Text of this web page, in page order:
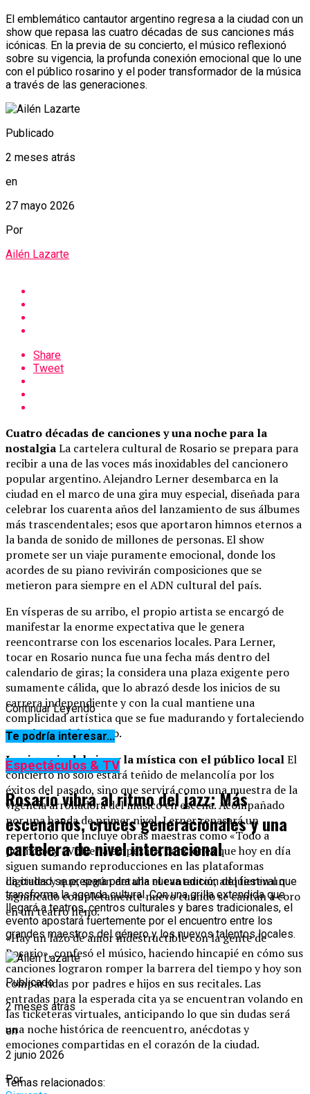
El emblemático cantautor argentino regresa a la ciudad con un
show que repasa las cuatro décadas de sus canciones más
icónicas. En la previa de su concierto, el músico reflexionó
sobre su vigencia, la profunda conexión emocional que lo une
con el público rosarino y el poder transformador de la música
a través de las generaciones.
Publicado
2 meses atrás
en
27 mayo 2026
Por
Ailén Lazarte
Share
Tweet
Cuatro décadas de canciones y una noche para la
nostalgiaLa cartelera cultural de Rosario se prepara para
recibir a una de las voces más inoxidables del cancionero
popular argentino. Alejandro Lerner desembarca en la
ciudad en el marco de una gira muy especial, diseñada para
celebrar los cuarenta años del lanzamiento de sus álbumes
más trascendentales; esos que aportaron himnos eternos a
la banda de sonido de millones de personas. El show
promete ser un viaje puramente emocional, donde los
acordes de su piano revivirán composiciones que se
metieron para siempre en el ADN cultural del país.
En vísperas de su arribo, el propio artista se encargó de
manifestar la enorme expectativa que le genera
reencontrarse con los escenarios locales. Para Lerner,
tocar en Rosario nunca fue una fecha más dentro del
calendario de giras; la considera una plaza exigente pero
sumamente cálida, que lo abrazó desde los inicios de su
carrera independiente y con la cual mantiene una
complicidad artística que se fue madurando y fortaleciendo
con el paso del tiempo.
La vigencia del vivo y la mística con el público localEl
concierto no solo estará teñido de melancolía por los
éxitos del pasado, sino que servirá como una muestra de la
vigencia arrolladora del músico en escena. Acompañado
por una banda de primer nivel, Lerner repasará un
repertorio que incluye obras maestras como «Todo a
pulmón» y «Volver a empezar», canciones que hoy en día
siguen sumando reproducciones en las plataformas
digitales y que, según detalla el cantautor, adquieren un
significado completamente nuevo cuando se cantan a coro
en un teatro lleno.
«Hay un lazo de amor indestructible con la gente de
Rosario», confesó el músico, haciendo hincapié en cómo sus
canciones lograron romper la barrera del tiempo y hoy son
compartidas por padres e hijos en sus recitales. Las
entradas para la esperada cita ya se encuentran volando en
las ticketeras virtuales, anticipando lo que sin dudas será
una noche histórica de reencuentro, anécdotas y
emociones compartidas en el corazón de la ciudad.
Temas relacionados:
Continuar Leyendo
Te podría interesar...
Espectáculos & TV
Rosario vibra al ritmo del jazz: Más
escenarios, cruces generacionales y una
cartelera de nivel internacional
La ciudad se prepara para una nueva edición del festival que
transforma la agenda cultural. Con una grilla extendida que
llegará a teatros, centros culturales y bares tradicionales, el
evento apostará fuertemente por el encuentro entre los
grandes maestros del género y los nuevos talentos locales.
Publicado
2 meses atrás
en
2 junio 2026
Por